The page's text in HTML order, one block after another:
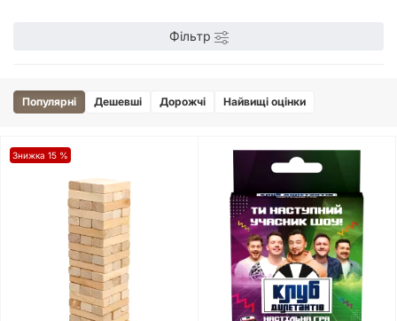
Фільтр
Популярні Дешевші Дорожчі Найвищі оцінки
Знижка 15 %